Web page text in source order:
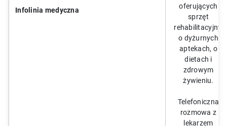
Infolinia medyczna
oferujących
sprzęt
rehabilitacyjny,
o dyżurnych
aptekach, o
dietach i
zdrowym
żywieniu.
Telefoniczna
rozmowa z
lekarzem